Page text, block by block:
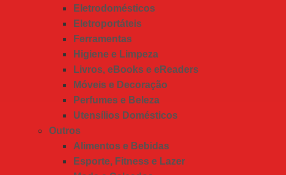
Eletrodomésticos
Eletroportáteis
Ferramentas
Higiene e Limpeza
Livros, eBooks e eReaders
Móveis e Decoração
Perfumes e Beleza
Utensílios Domésticos
Outros
Alimentos e Bebidas
Esporte, Fitness e Lazer